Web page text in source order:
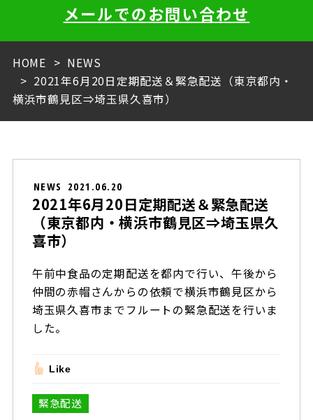
メールでのお問い合わせ
HOME
NEWS
2021年6月20日定期配送＆緊急配送（東京都内・
横浜市鶴見区⇒埼玉県久喜市）
NEWS 2021.06.20
2021年6月20日定期配送＆緊急配送
（東京都内・横浜市鶴見区⇒埼玉県久
喜市）
午前中食品の定期配送を都内で行い、午後から
仲間の赤帽さんからの依頼で横浜市鶴見区から
埼玉県久喜市までフルートの緊急配送を行いま
した。
Like
緊急配送